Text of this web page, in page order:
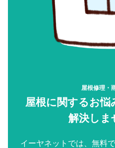
屋根修理・
屋根に関するお
解決しま
イーヤネットでは、無料